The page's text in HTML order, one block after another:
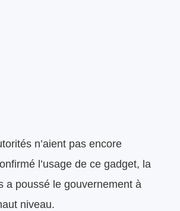
n’aient pas encore
l’usage de ce gadget, la
a poussé le gouvernement à
niveau.